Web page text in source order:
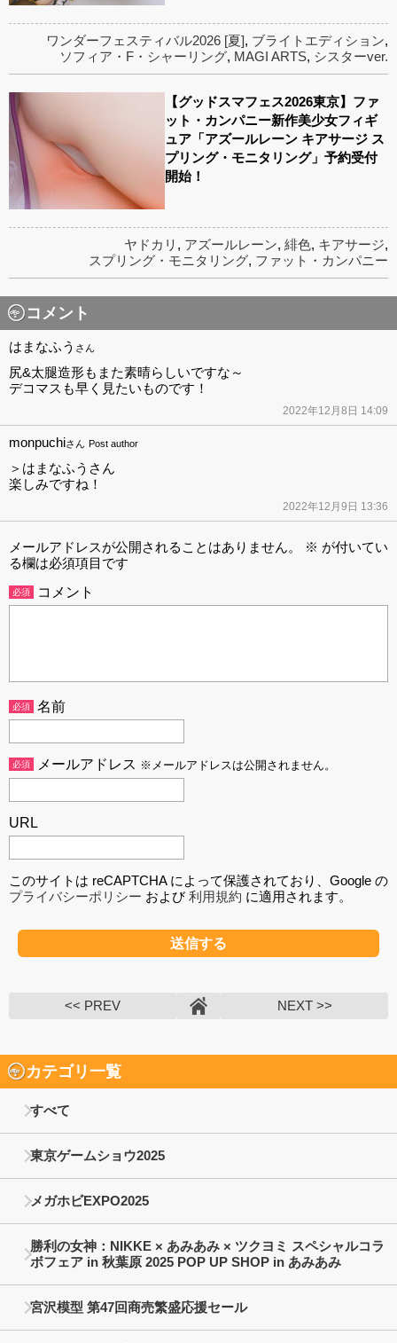
ワンダーフェスティバル2026 [夏], ブライトエディション,
ソフィア・F・シャーリング, MAGI ARTS, シスターver.
【グッドスマフェス2026東京】ファ
ット・カンパニー新作美少女フィギ
ュア「アズールレーン キアサージ ス
プリング・モニタリング」予約受付
開始！
ヤドカリ , アズールレーン, 緋色, キアサージ,
スプリング・モニタリング, ファット・カンパニー
コメント
はまなふう さん
尻&太腿造形もまた素晴らしいですな～
デコマスも早く見たいものです！
2022年12月8日 14:09
monpuchiさん Post author
＞はまなふうさん
楽しみですね！
2022年12月9日 13:36
メールアドレスが公開されることはありません。 ※ が付いてい
る欄は必須項目です
必須 コメント
必須 名前
必須 メールアドレス ※メールアドレスは公開されません。
URL
このサイトは reCAPTCHA によって保護されており、Google の
プライバシーポリシー および利用規約 に適用されます。
<< PREV NEXT >>
カテゴリ一覧
すべて
東京ゲームショウ2025
メガホビEXPO2025
勝利の女神：NIKKE × あみあみ × ツクヨミ スペシャルコラ
ボフェア in 秋葉原 2025 POP UP SHOP in あみあみ
宮沢模型 第47回商売繁盛応援セール